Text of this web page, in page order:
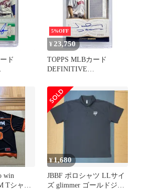
ド
送料無料
5%OFF
¥ 23,750
TOPPS MLBカード
DEFINITIVE
DAMON BOSTON RED
SOX /50 #DARC-JD 送料
無料 中古 IT1
win
Tシャツ
¥1,680
JBBF ポロシャツ LLサイ
ズ glimmer ゴールドジム